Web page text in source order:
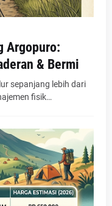
Argopuro:
& Bermi
sepanjang lebih dari
fisik…